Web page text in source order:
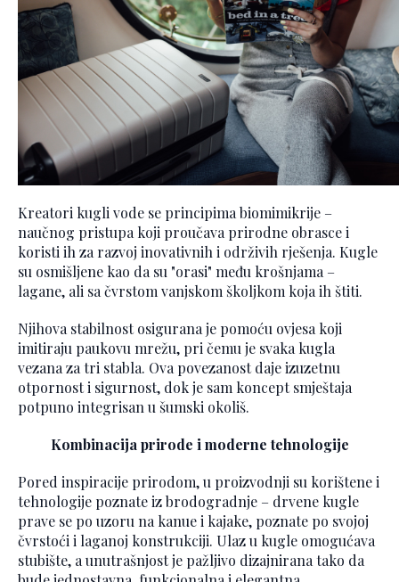
Kreatori kugli vode se principima biomimikrije –
naučnog pristupa koji proučava prirodne obrasce i
koristi ih za razvoj inovativnih i održivih rješenja. Kugle
su osmišljene kao da su "orasi" među krošnjama –
lagane, ali sa čvrstom vanjskom školjkom koja ih štiti.
Njihova stabilnost osigurana je pomoću ovjesa koji
imitiraju paukovu mrežu, pri čemu je svaka kugla
vezana za tri stabla. Ova povezanost daje izuzetnu
otpornost i sigurnost, dok je sam koncept smještaja
potpuno integrisan u šumski okoliš.
Kombinacija prirode i moderne tehnologije
Pored inspiracije prirodom, u proizvodnji su korištene i
tehnologije poznate iz brodogradnje – drvene kugle
prave se po uzoru na kanue i kajake, poznate po svojoj
čvrstoći i laganoj konstrukciji. Ulaz u kugle omogućava
stubište, a unutrašnjost je pažljivo dizajnirana tako da